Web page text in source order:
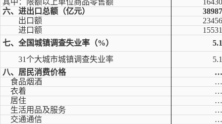
其中：限额以上单位商品零售额
16430
六、进出口总额（亿元）
38987
出口额
23456
进口额
15531
七、全国城镇调查失业率（%）
5.1
31个大城市城镇调查失业率
5.1
八、居民消费价格
…
食品烟酒
…
衣着
…
居住
…
生活用品及服务
…
交通通信
…